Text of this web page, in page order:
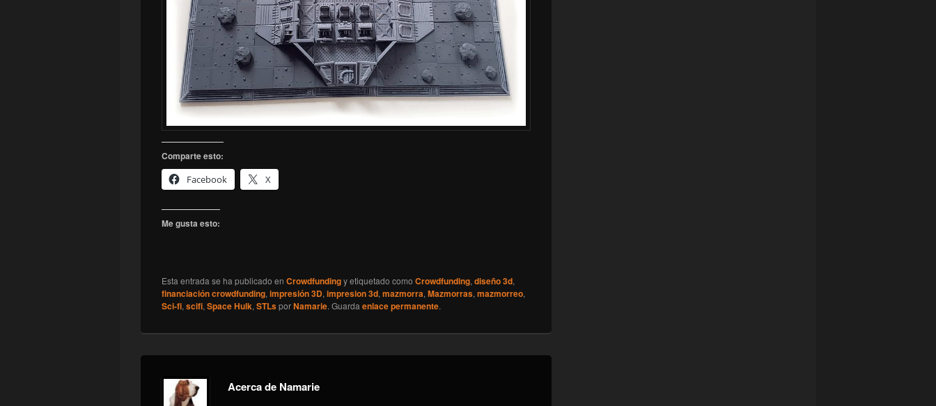
Comparte esto:
Facebook
X
Me gusta esto:
Esta entrada se ha publicado en Crowdfundingy etiquetado como Crowdfunding,diseño 3d,
financiación crowdfunding,impresión 3D,impresion 3d,mazmorra,Mazmorras,mazmorreo,
Sci-fi,scifi,Space Hulk,STLsporNamarie. Guardaenlace permanente.
Acerca de Namarie